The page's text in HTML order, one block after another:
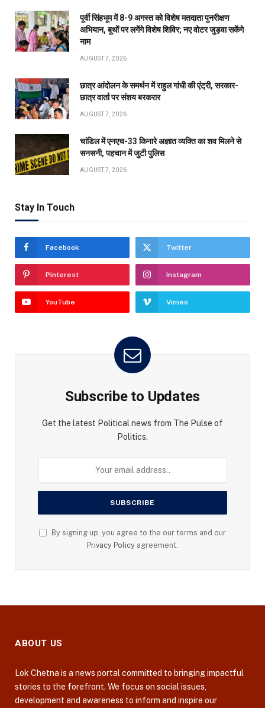
पूर्वी सिंहभूम में 8-9 अगस्त को विशेष मतदाता पुनरीक्षण
अभियान, बूथों पर लगेंगे विशेष शिविर; नए वोटर जुड़वा सकेंगे
नाम
AUGUST 7, 2026
छात्र आंदोलन के समर्थन में राहुल गांधी की एंट्री, सरकार-
छात्र वार्ता पर संशय बरकरार
AUGUST 7, 2026
चांडिल में एनएच-33 किनारे अज्ञात व्यक्ति का शव मिलने से
सनसनी, पहचान में जुटी पुलिस
AUGUST 7, 2026
Stay In Touch
Facebook Twitter
Pinterest Instagram
YouTube Vimeo
Subscribe to Updates
Get the latest Political news from The Pulse of
Politics.
By signing up, you agree to the our terms and our
Privacy Policy agreement.
ABOUT US
Lok Chetna is a news portal committed to bringing impactful
stories to the forefront. We focus on social issues,
development and awareness to inform and inspire our